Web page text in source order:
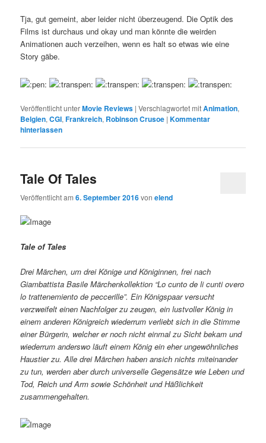
Tja, gut gemeint, aber leider nicht überzeugend. Die Optik des
Films ist durchaus und okay und man könnte die weirden
Animationen auch verzeihen, wenn es halt so etwas wie eine
Story gäbe.
Veröffentlicht unterMovie Reviews |Verschlagwortet mitAnimation,
Belgien,CGI,Frankreich, Robinson Crusoe |Kommentar
hinterlassen
Tale Of Tales
Veröffentlicht am6. September 2016vonelend
Tale of Tales
Drei Märchen, um drei Könige und Königinnen, frei nach
Giambattista Basile Märchenkollektion “Lo cunto de li cunti overo
lo trattenemiento de peccerille”. Ein Königspaar versucht
verzweifelt einen Nachfolger zu zeugen, ein lustvoller König in
einem anderen Königreich wiederrum verliebt sich in die Stimme
einer Bürgerin, welcher er noch nicht einmal zu Sicht bekam und
wiederrum anderswo läuft einem König ein eher ungewöhnliches
Haustier zu. Alle drei Märchen haben ansich nichts miteinander
zu tun, werden aber durch universelle Gegensätze wie Leben und
Tod, Reich und Arm sowie Schönheit und Häßlichkeit
zusammengehalten.